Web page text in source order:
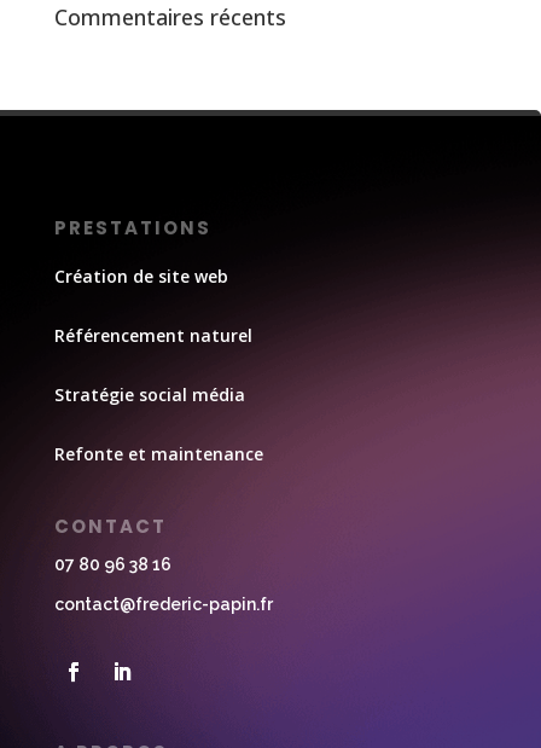
Commentaires récents
PRESTATIONS
Création de site web
Référencement naturel
Stratégie social média
Refonte et maintenance
CONTACT
07 80 96 38 16
contact@frederic-papin.fr